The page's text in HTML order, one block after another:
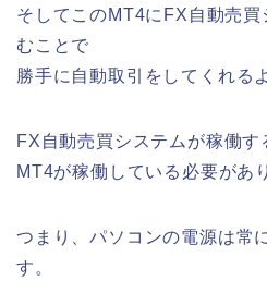
そしてこのMT4にFX自動売
むことで
勝手に自動取引をしてくれる
FX自動売買システムが稼働す
MT4が稼働している必要があ
つまり、パソコンの電源は常
す。